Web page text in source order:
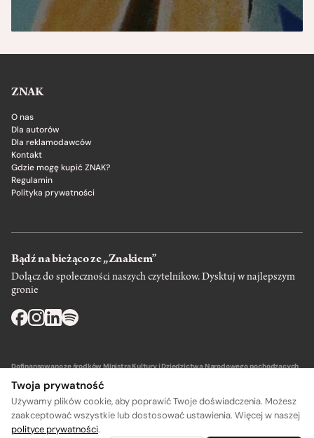
ZNAK
O nas
Dla autorów
Dla reklamodawców
Kontakt
Gdzie mogę kupić ZNAK?
Regulamin
Polityka prywatności
Bądź na bieżąco ze „Znakiem”
Dołącz do społeczności naszych czytelnikow. Dysktuj w najlepszym
gronie
Dofinansowano ze środków Ministra Kultury i Dziedzictwa Narodowego pochodzących
Twoja prywatność
Używamy plików cookie, aby poprawić Twoje doświadczenia. Możesz
zaakceptować wszystkie lub dostosować ustawienia. Więcej w naszej
polityce prywatności.